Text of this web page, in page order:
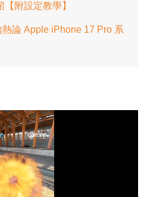
附設定教學】
論 Apple iPhone 17 Pro 系